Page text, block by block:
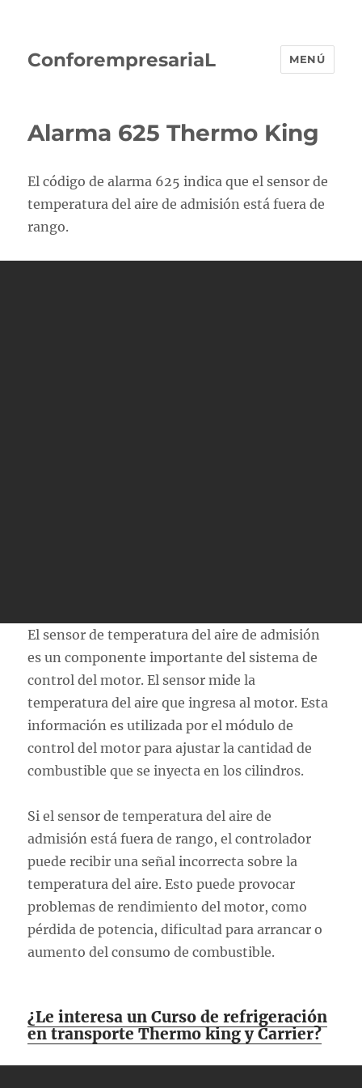
ConforempresariaL MENÚ
Alarma 625 Thermo King
El código de alarma 625 indica que el sensor de
temperatura del aire de admisión está fuera de
rango.
El sensor de temperatura del aire de admisión
es un componente importante del sistema de
control del motor. El sensor mide la
temperatura del aire que ingresa al motor. Esta
información es utilizada por el módulo de
control del motor para ajustar la cantidad de
combustible que se inyecta en los cilindros.
Si el sensor de temperatura del aire de
admisión está fuera de rango, el controlador
puede recibir una señal incorrecta sobre la
temperatura del aire. Esto puede provocar
problemas de rendimiento del motor, como
pérdida de potencia, dificultad para arrancar o
aumento del consumo de combustible.
¿Le interesa un Curso de refrigeración
en transporte Thermo king y Carrier?